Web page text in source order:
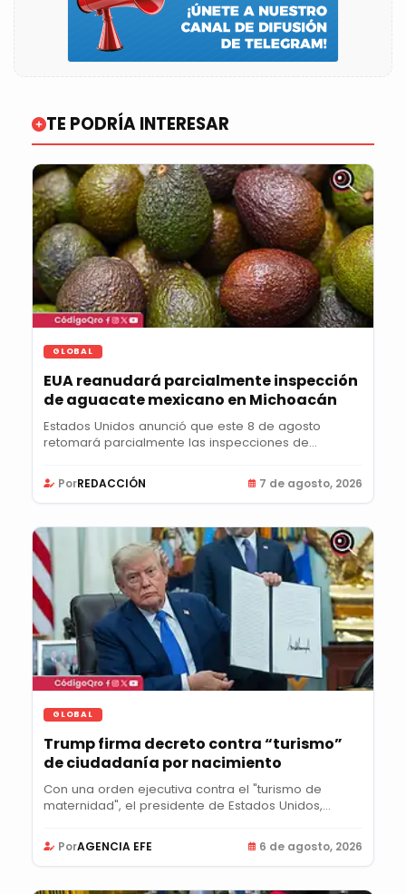
TE PODRÍA INTERESAR
GLOBAL
EUA reanudará parcialmente inspección
de aguacate mexicano en Michoacán
Estados Unidos anunció que este 8 de agosto
retomará parcialmente las inspecciones de
PorREDACCIÓN 7 de agosto, 2026
GLOBAL
Trump firma decreto contra “turismo”
de ciudadanía por nacimiento
Con una orden ejecutiva contra el "turismo de
maternidad", el presidente de Estados Unidos,
PorAGENCIA EFE 6 de agosto, 2026